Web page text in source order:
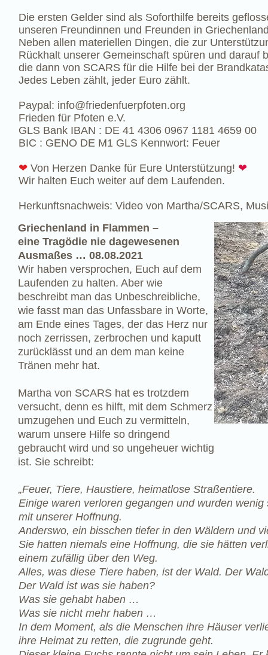
Die ersten Gelder sind als Soforthilfe bereits
unseren Freundinnen und Freunden in
Neben allen materiellen Dingen, die zur
Rückhalt unserer Gemeinschaft spüren und darauf
die dann von SCARS für die Hilfe bei der
Jedes Leben zählt, jeder Euro zählt.
Paypal: info@friedenfuerpfoten.org
Frieden für Pfoten e.V.
GLS Bank IBAN : DE 41 4306 0967 1181 4659 00
BIC : GENO DE M1 GLS Kennwort: Feuer
❤ Von Herzen Danke für Eure Unterstützung! ❤
​Wir halten Euch weiter auf dem Laufenden.
Herkunftsnachweis: Video von Martha/SCARS,
Griechenland in Flammen –
eine Tragödie nie dagewesenen
Ausmaßes … 08.08.2021
Wir haben versprochen, Euch auf dem
Laufenden zu halten. Aber wie
beschreibt man das Unbeschreibliche,
wie fasst man das Unfassbare in Worte,
am Ende eines Tages, der das Herz nur
noch zerrissen, zerbrochen und kaputt
zurücklässt und an dem man keine
Tränen mehr hat.
Martha von SCARS hat es trotzdem
versucht, denn es hilft, mit dem Schmerz
umzugehen und Euch zu vermitteln,
warum unsere Hilfe so dringend
gebraucht wird und so ungeheuer wichtig
ist. Sie schreibt:
​„Feuer, Tiere, Haustiere, heimatlose Straßentiere.
Einige waren verloren gegangen und wurden
mit unserer Hoffnung.
Anderswo, ein bisschen tiefer in den Wäldern und
Sie hatten niemals eine Hoffnung, die sie hätten
einem zufällig über den Weg.
Alles, was diese Tiere haben, ist der Wald. Der
Der Wald ist was sie haben?
Was sie gehabt haben …
Was sie nicht mehr haben …
In dem Moment, als die Menschen ihre Häuser
ihre Heimat zu retten, die zugrunde geht.